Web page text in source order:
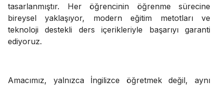
tasarlanmıştır. Her öğrencinin öğrenme sürecine
bireysel yaklaşıyor, modern eğitim metotları ve
teknoloji destekli ders içerikleriyle başarıyı garanti
ediyoruz.
Amacımız, yalnızca İngilizce öğretmek değil, aynı